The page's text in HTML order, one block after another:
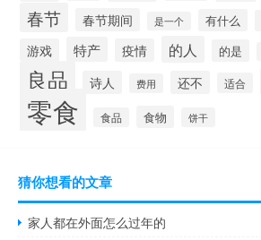
春节 春节期间 是一个 有什么
游戏 特产 疫情 的人 的是
良品 诗人 费用 还不 适合
零食 食品 食物 饼干
猜你想看的文章
家人都在外面怎么过年的